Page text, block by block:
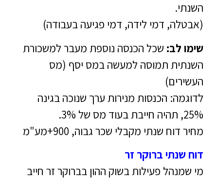
השנתי.
(אבטלה, דמי לידה, דמי פגיעה בעבודה)
שימו לב: שכל הכנסה נוספת מעבר למשכורת
השנתית תמוסה למעשה במס יסף (מס
העשירים)
לדוגמה: הכנסות מנירות ערך שנוכה בגינה
25%, תהיה חייבת בעוד מס של 3%.
מחיר דוח שנתי מקבלי שכר גבוה, 900+מע"מ
דוח שנתי ברוקר זר
מי שמנהל פעילות בשוק ההון בברוקר זר חייב